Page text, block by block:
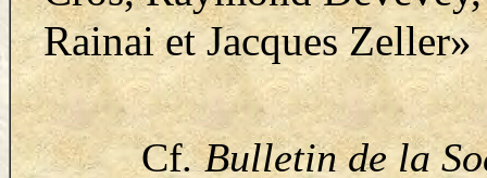
Rainai et Jacques Zeller»
Cf. Bulletin de la